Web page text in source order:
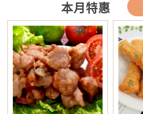
本月特惠